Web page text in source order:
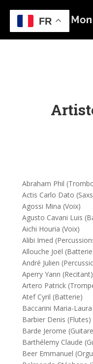
Abraham Phil
Actis Carlo Dato
Agossi Mina (Voix)
Agusto Cavani Luis
Aichi Houria (Voix)
Alibi Imed
Allouche Joël
André Julien
Aperry Yann (Recitant)
Artero Patrick
Atef Cyril (Batterie)
Baccarini Maria-Laura
Barbier Denis (Flutes)
Barde Jerome (Guitare
Barthélemy Claude
Beer Emmanuel
FR